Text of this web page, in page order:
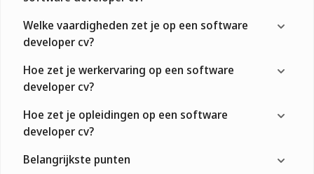
Welke vaardigheden zet je op een software
developer cv?
Hoe zet je werkervaring op een software
developer cv?
Hoe zet je opleidingen op een software
developer cv?
Belangrijkste punten